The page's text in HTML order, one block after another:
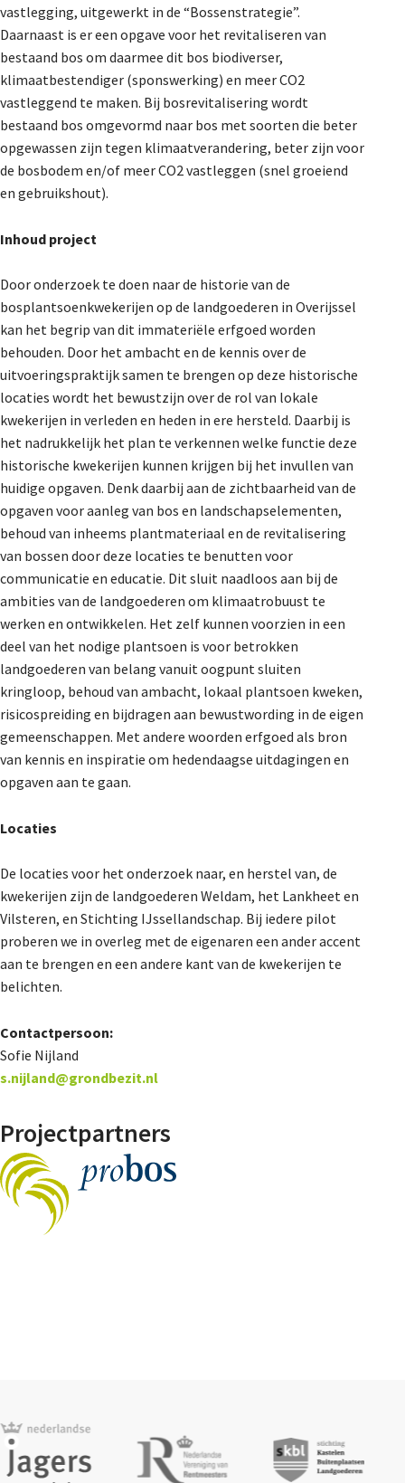
vastlegging, uitgewerkt in de “Bossenstrategie”.
Daarnaast is er een opgave voor het revitaliseren van
bestaand bos om daarmee dit bos biodiverser,
klimaatbestendiger (sponswerking) en meer CO2
vastleggend te maken. Bij bosrevitalisering wordt
bestaand bos omgevormd naar bos met soorten die beter
opgewassen zijn tegen klimaatverandering, beter zijn voor
de bosbodem en/of meer CO2 vastleggen (snel groeiend
en gebruikshout).
Inhoud project
Door onderzoek te doen naar de historie van de
bosplantsoenkwekerijen op de landgoederen in Overijssel
kan het begrip van dit immateriële erfgoed worden
behouden. Door het ambacht en de kennis over de
uitvoeringspraktijk samen te brengen op deze historische
locaties wordt het bewustzijn over de rol van lokale
kwekerijen in verleden en heden in ere hersteld. Daarbij is
het nadrukkelijk het plan te verkennen welke functie deze
historische kwekerijen kunnen krijgen bij het invullen van
huidige opgaven. Denk daarbij aan de zichtbaarheid van de
opgaven voor aanleg van bos en landschapselementen,
behoud van inheems plantmateriaal en de revitalisering
van bossen door deze locaties te benutten voor
communicatie en educatie. Dit sluit naadloos aan bij de
ambities van de landgoederen om klimaatrobuust te
werken en ontwikkelen. Het zelf kunnen voorzien in een
deel van het nodige plantsoen is voor betrokken
landgoederen van belang vanuit oogpunt sluiten
kringloop, behoud van ambacht, lokaal plantsoen kweken,
risicospreiding en bijdragen aan bewustwording in de eigen
gemeenschappen. Met andere woorden erfgoed als bron
van kennis en inspiratie om hedendaagse uitdagingen en
opgaven aan te gaan.
Locaties
De locaties voor het onderzoek naar, en herstel van, de
kwekerijen zijn de landgoederen Weldam, het Lankheet en
Vilsteren, en Stichting IJssellandschap. Bij iedere pilot
proberen we in overleg met de eigenaren een ander accent
aan te brengen en een andere kant van de kwekerijen te
belichten.
Contactpersoon:
Sofie Nijland
s.nijland@grondbezit.nl
Projectpartners